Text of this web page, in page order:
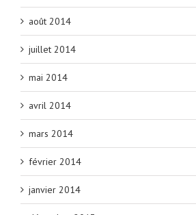
août 2014
juillet 2014
mai 2014
avril 2014
mars 2014
février 2014
janvier 2014